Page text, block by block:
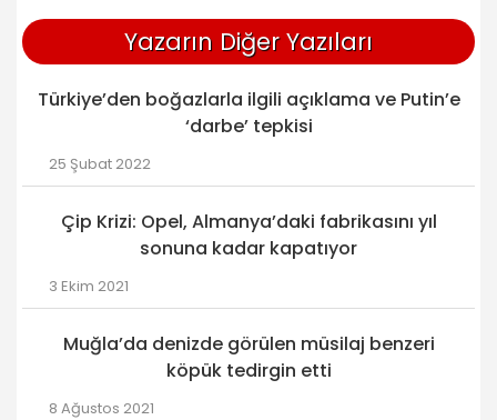
Yazarın Diğer Yazıları
Türkiye’den boğazlarla ilgili açıklama ve Putin’e
‘darbe’ tepkisi
25 Şubat 2022
Çip Krizi: Opel, Almanya’daki fabrikasını yıl
sonuna kadar kapatıyor
3 Ekim 2021
Muğla’da denizde görülen müsilaj benzeri
köpük tedirgin etti
8 Ağustos 2021